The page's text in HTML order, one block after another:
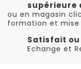
supérieure
ou en magasin
formation et
Satisfait
Echange et